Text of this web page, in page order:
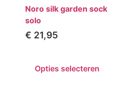
Noro silk garden sock
solo
€ 21,95
Opties selecteren